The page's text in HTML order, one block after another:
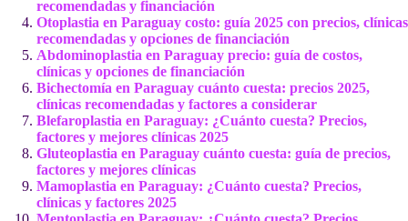
recomendadas y financiación
Otoplastia en Paraguay costo: guía 2025 con precios, clínicas
recomendadas y opciones de financiación
Abdominoplastia en Paraguay precio: guía de costos,
clínicas y opciones de financiación
Bichectomía en Paraguay cuánto cuesta: precios 2025,
clínicas recomendadas y factores a considerar
Blefaroplastia en Paraguay: ¿Cuánto cuesta? Precios,
factores y mejores clínicas 2025
Gluteoplastia en Paraguay cuánto cuesta: guía de precios,
factores y mejores clínicas
Mamoplastia en Paraguay: ¿Cuánto cuesta? Precios,
clínicas y factores 2025